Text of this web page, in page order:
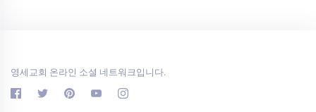
영세교회 온라인 소셜 네트워크입니다.